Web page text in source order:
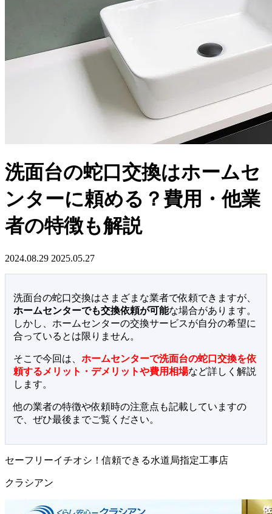
洗面台の蛇口交換はホームセ
ンターに頼める？費用・他業
者の特徴も解説
2024.08.29 2025.05.27
洗面台の蛇口交換はさまざまな業者で依頼できますが、
ホームセンターでも交換依頼が可能な場合があります。
しかし、ホームセンターの交換サービスが自分の希望に
合っているとは限りません。
そこで今回は、 ホームセンターで洗面台の蛇口交換を依
頼するメリット・デメリットや費用相場など詳しく解説
します。
他の業者の特徴や依頼時の注意点も記載していますの
で、ぜひ最後までご覧ください。
セーフリーイチオシ！信頼できる水道局指定工事店
クラシアン